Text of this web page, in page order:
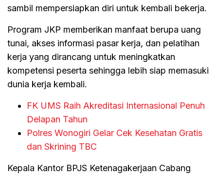
sambil mempersiapkan diri untuk kembali bekerja.
Program JKP memberikan manfaat berupa uang
tunai, akses informasi pasar kerja, dan pelatihan
kerja yang dirancang untuk meningkatkan
kompetensi peserta sehingga lebih siap memasuki
dunia kerja kembali.
FK UMS Raih Akreditasi Internasional Penuh
Delapan Tahun
Polres Wonogiri Gelar Cek Kesehatan Gratis
dan Skrining TBC
Kepala Kantor BPJS Ketenagakerjaan Cabang